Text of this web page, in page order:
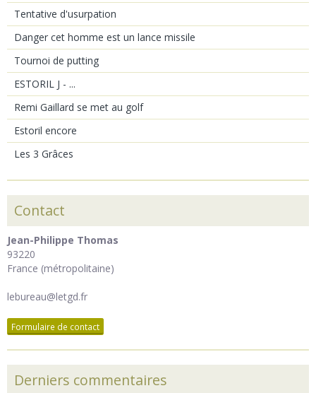
Tentative d'usurpation
Danger cet homme est un lance missile
Tournoi de putting
ESTORIL J - ...
Remi Gaillard se met au golf
Estoril encore
Les 3 Grâces
Contact
Jean-Philippe Thomas
93220
France (métropolitaine)
lebureau@letgd.fr
Formulaire de contact
Derniers commentaires